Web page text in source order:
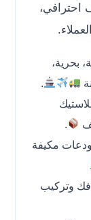
بحرية،
.
.
مكيفة
.
فك وتركيب